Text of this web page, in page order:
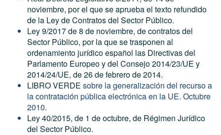
noviembre, por el que se aprueba el texto refundido
de la Ley de Contratos del Sector Público.
Ley 9/2017 de 8 de noviembre, de contratos del
Sector Público, por la que se trasponen al
ordenamiento jurídico español las Directivas del
Parlamento Europeo y del Consejo 2014/23/UE y
2014/24/UE, de 26 de febrero de 2014.
LIBRO VERDE sobre la generalización del recurso a
la contratación pública electrónica en la UE. Octubre
2010.
Ley 40/2015, de 1 de octubre, de Régimen Jurídico
del Sector Público.